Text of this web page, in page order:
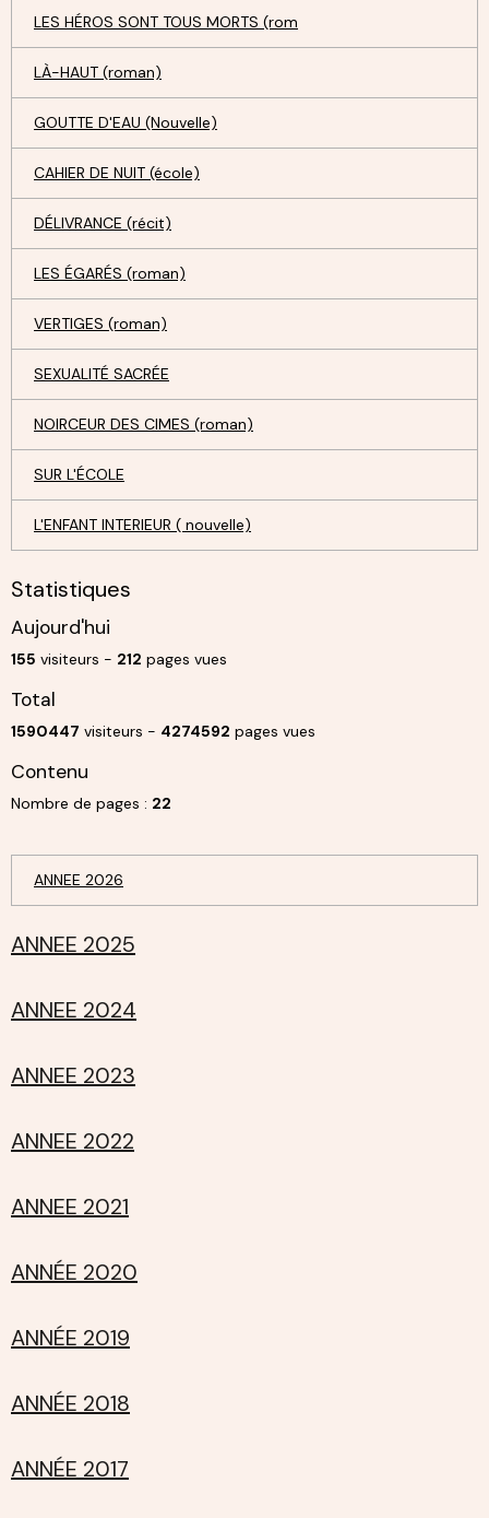
LES HÉROS SONT TOUS MORTS (rom
LÀ-HAUT (roman)
GOUTTE D'EAU (Nouvelle)
CAHIER DE NUIT (école)
DÉLIVRANCE (récit)
LES ÉGARÉS (roman)
VERTIGES (roman)
SEXUALITÉ SACRÉE
NOIRCEUR DES CIMES (roman)
SUR L'ÉCOLE
L'ENFANT INTERIEUR ( nouvelle)
Statistiques
Aujourd'hui
155 visiteurs - 212 pages vues
Total
1590447 visiteurs - 4274592 pages vues
Contenu
Nombre de pages : 22
ANNEE 2026
ANNEE 2025
ANNEE 2024
ANNEE 2023
ANNEE 2022
ANNEE 2021
ANNÉE 2020
ANNÉE 2019
ANNÉE 2018
ANNÉE 2017